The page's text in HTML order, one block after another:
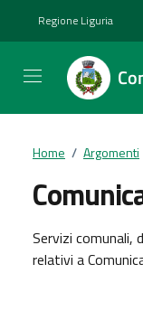
Regione Liguria
Home / Argomenti
Dettagli
Servizi comunali,
relativi a